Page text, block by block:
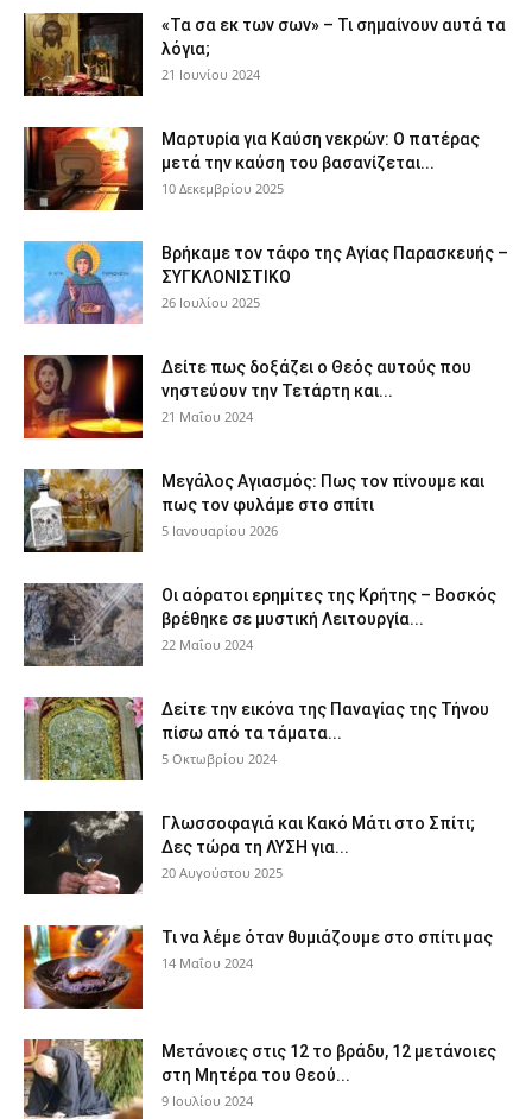
«Τα σα εκ των σων» – Τι σημαίνουν αυτά τα
λόγια;
21 Ιουνίου 2024
Μαρτυρία για Καύση νεκρών: Ο πατέρας
μετά την καύση του βασανίζεται...
10 Δεκεμβρίου 2025
Βρήκαμε τον τάφο της Αγίας Παρασκευής –
ΣΥΓΚΛΟΝΙΣΤΙΚΟ
26 Ιουλίου 2025
Δείτε πως δοξάζει ο Θεός αυτούς που
νηστεύουν την Τετάρτη και...
21 Μαΐου 2024
Μεγάλος Αγιασμός: Πως τον πίνουμε και
πως τον φυλάμε στο σπίτι
5 Ιανουαρίου 2026
Οι αόρατοι ερημίτες της Κρήτης – Βοσκός
βρέθηκε σε μυστική Λειτουργία...
22 Μαΐου 2024
Δείτε την εικόνα της Παναγίας της Τήνου
πίσω από τα τάματα...
5 Οκτωβρίου 2024
Γλωσσοφαγιά και Κακό Μάτι στο Σπίτι;
Δες τώρα τη ΛΥΣΗ για...
20 Αυγούστου 2025
Τι να λέμε όταν θυμιάζουμε στο σπίτι μας
14 Μαΐου 2024
Μετάνοιες στις 12 το βράδυ, 12 μετάνοιες
στη Μητέρα του Θεού...
9 Ιουλίου 2024